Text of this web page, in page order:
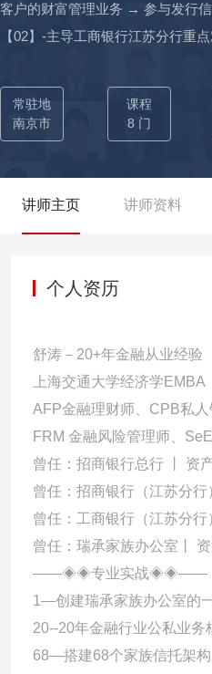
客户的财富管理业务 → 参与发行
【02】-主导工商银行江苏分行重
募股权15.3亿，地产基金9.7亿，
额，实现募集过亿产品11个，完
底情况下，助力投资业务全国第
→2019-2020年：P2P暴雷背景下
常驻地
南京市
课程
8 门
讲师主页 讲师资料
个人资历
舒涛－20+年金融从业经验
上海交通大学经济学EMBA
AFP金融理财师、CPB私人
FRM 金融风险管理师、
曾任：招商银行总行 丨 资
曾任：招商银行（江苏分
曾任：工商银行（江苏分
曾任：瑞承家族办公室丨
——◈◈专业实战◈◈——
1—创建瑞承家族办公室的
20--20年金融行业公私业务
68—搭建68个家族信托架